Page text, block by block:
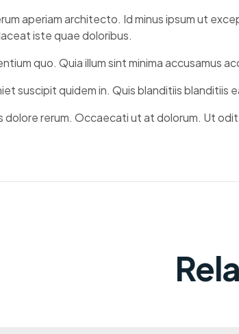
aperiam architecto. Id minus ipsum ut
iste quae doloribus.
quo. Quia illum sint minima accusamus
suscipit quidem in. Quis blanditiis blanditiis
dolore rerum. Occaecati ut at dolorum. Ut